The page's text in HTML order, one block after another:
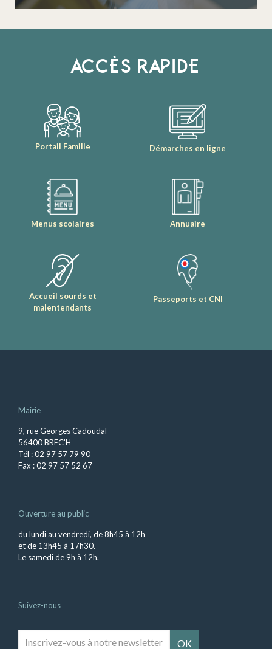
ACCÈS RAPIDE
Portail Famille Démarches en ligne
Menus scolaires Annuaire
Accueil sourds et
malentendants
Passeports et CNI
Mairie
9, rue Georges Cadoudal
56400 BREC’H
Tél : 02 97 57 79 90
Fax : 02 97 57 52 67
Ouverture au public
du lundi au vendredi, de 8h45 à 12h
et de 13h45 à 17h30.
Le samedi de 9h à 12h.
Suivez-nous